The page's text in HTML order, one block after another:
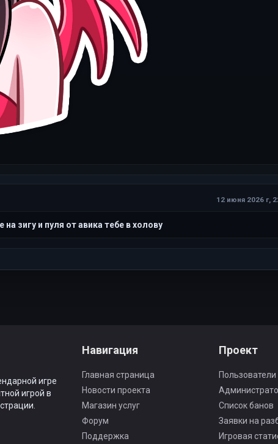
12 июня 2026 г,
зигу и пуля от авика тебе в холову
игре
игрой в
Навигация
Главная страница
Новости проекта
Магазин услуг
Форум
Поддержка
Проект
Пользователи
Список банов
Заявки на
Игровая